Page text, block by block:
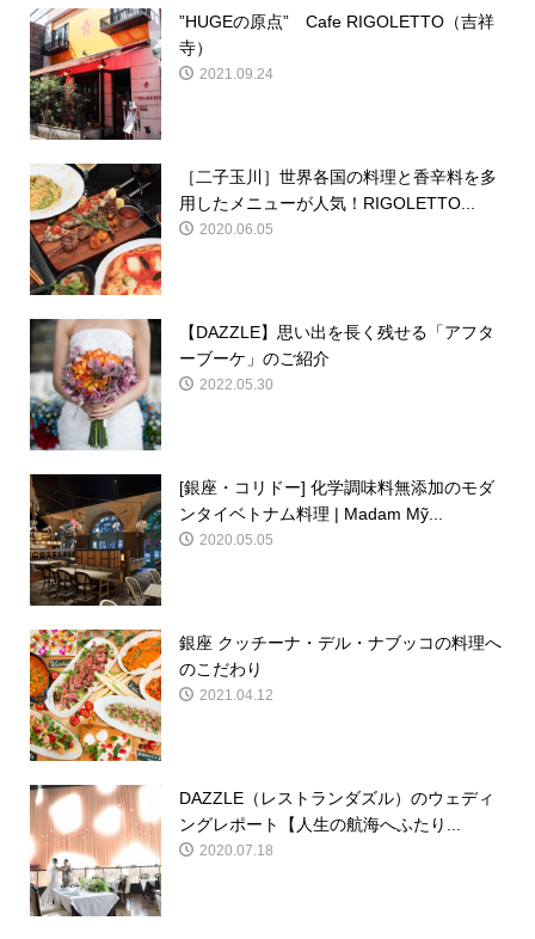
”HUGEの原点” Cafe RIGOLETTO（吉祥
寺）
2021.09.24
［二子玉川］世界各国の料理と香辛料を多
用したメニューが人気！RIGOLETTO...
2020.06.05
【DAZZLE】思い出を長く残せる「アフタ
ーブーケ」のご紹介
2022.05.30
[銀座・コリドー] 化学調味料無添加のモダ
ンタイベトナム料理 | Madam Mỹ...
2020.05.05
銀座 クッチーナ・デル・ナブッコの料理へ
のこだわり
2021.04.12
DAZZLE（レストランダズル）のウェディ
ングレポート【人生の航海へふたり...
2020.07.18